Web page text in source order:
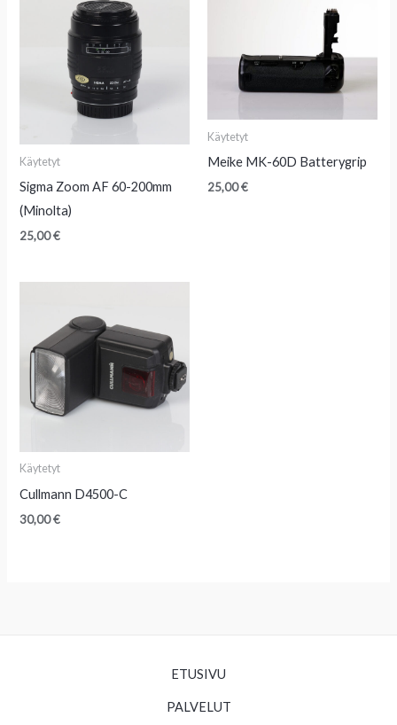
Käytetyt
Sigma Zoom AF 60-200mm
(Minolta)
25,00€
Käytetyt
Meike MK-60D Batterygrip
25,00€
Käytetyt
Cullmann D4500-C
30,00€
ETUSIVU
PALVELUT